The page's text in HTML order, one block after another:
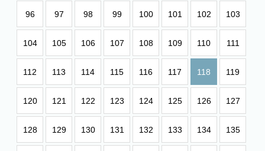
96 97 98 99 100 101 102 103
104 105 106 107 108 109 110 111
112 113 114 115 116 117 118 119
120 121 122 123 124 125 126 127
128 129 130 131 132 133 134 135